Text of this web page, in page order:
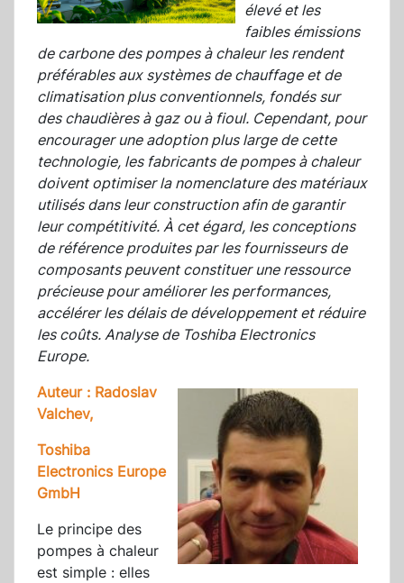
élevé et les
faibles émissions
de carbone des pompes à chaleur les rendent
préférables aux systèmes de chauffage et de
climatisation plus conventionnels, fondés sur
des chaudières à gaz ou à fioul. Cependant, pour
encourager une adoption plus large de cette
technologie, les fabricants de pompes à chaleur
doivent optimiser la nomenclature des matériaux
utilisés dans leur construction afin de garantir
leur compétitivité. À cet égard, les conceptions
de référence produites par les fournisseurs de
composants peuvent constituer une ressource
précieuse pour améliorer les performances,
accélérer les délais de développement et réduire
les coûts. Analyse de Toshiba Electronics
Europe.
Auteur : Radoslav
Valchev,
Toshiba
Electronics Europe
GmbH
Le principe des
pompes à chaleur
est simple : elles